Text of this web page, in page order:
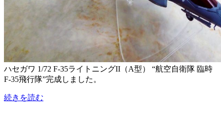
ハセガワ 1/72 F-35ライトニングII（A型） “航空自衛隊 臨時
F-35飛行隊”完成しました。
続きを読む